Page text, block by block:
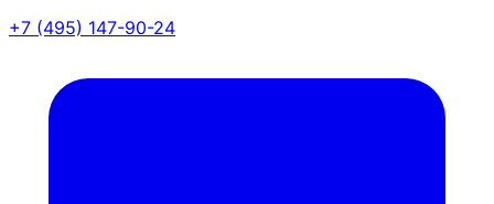
+7 (495) 147-90-24